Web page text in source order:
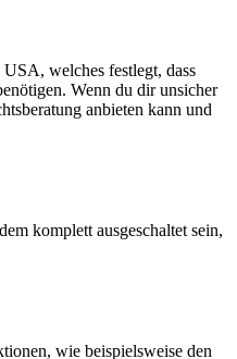
welches festlegt, dass
Wenn du dir unsicher
anbieten kann und
komplett ausgeschaltet sein,
wie beispielsweise den